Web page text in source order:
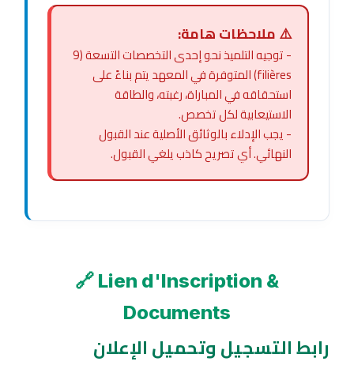
⚠️ ملاحظات هامة:
- توجيه التلميذ نحو إحدى التخصصات التسعة (9
filières) المتوفرة في المعهد يتم بناءً على
استحقاقه في المباراة، رغبته، والطاقة
الاستيعابية لكل تخصص.
- يجب الإدلاء بالوثائق الأصلية عند القبول
النهائي. أي تصريح كاذب يلغي القبول.
🔗 Lien d'Inscription &
Documents
رابط التسجيل وتحميل الإعلان